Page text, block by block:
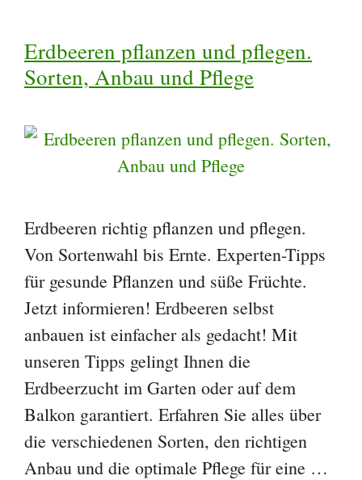
Erdbeeren pflanzen und pflegen.
Sorten, Anbau und Pflege
Erdbeeren richtig pflanzen und pflegen.
Von Sortenwahl bis Ernte. Experten-Tipps
für gesunde Pflanzen und süße Früchte.
Jetzt informieren! Erdbeeren selbst
anbauen ist einfacher als gedacht! Mit
unseren Tipps gelingt Ihnen die
Erdbeerzucht im Garten oder auf dem
Balkon garantiert. Erfahren Sie alles über
die verschiedenen Sorten, den richtigen
Anbau und die optimale Pflege für eine …